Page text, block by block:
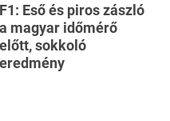
F1: Eső és piros zászló
a magyar időmérő
előtt, sokkoló
eredmény